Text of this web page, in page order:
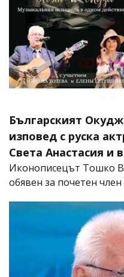
Българският
изповед с руска
Света Анастасия и
Иконописецът Тошко
обявен за почетен